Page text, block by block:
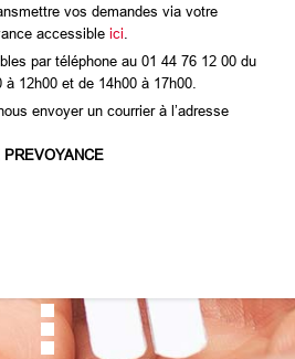
vos demandes via votre
accessible ici
par téléphone au 01 44 76 12 00 du
12h00 et de 14h00 à 17h00.
envoyer un courrier à l’adresse